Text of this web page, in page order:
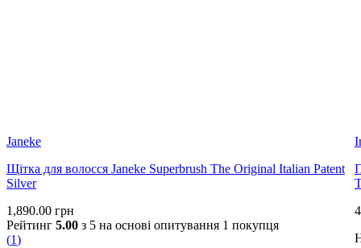
Janeke
Щітка для волосся Janeke Superbrush The Original Italian Patent
Silver
1,890.00 грн
Рейтинг 5.00 з 5 на основі опитування 1 покупця
(1)